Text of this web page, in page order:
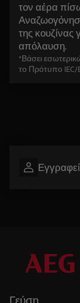
τον αέρα
της κουζίνας
απόλαυση.
*Βάσει
το Πρότυπο IEC/
Γεύση